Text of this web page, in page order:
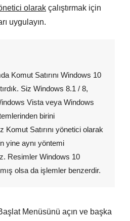
olarak çalıştırmak için
uygulayın.
Komut Satırını Windows 10
Siz Windows 8.1 / 8,
Vista veya Windows
birini
Komut Satırını yönetici olarak
yine aynı yöntemi
Resimler Windows 10
olsa da işlemler benzerdir.
Menüsünü açın ve başka